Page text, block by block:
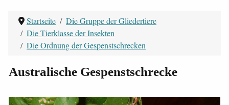
Startseite
Die Gruppe der Gliedertiere
Die Tierklasse der Insekten
Die Ordnung der Gespenstschrecken
Australische Gespenstschrecke